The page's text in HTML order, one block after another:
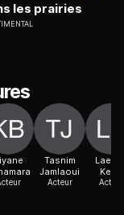
les prairies
Tasnim
Jamlaoui
Acteur
Kerfa
Acteur